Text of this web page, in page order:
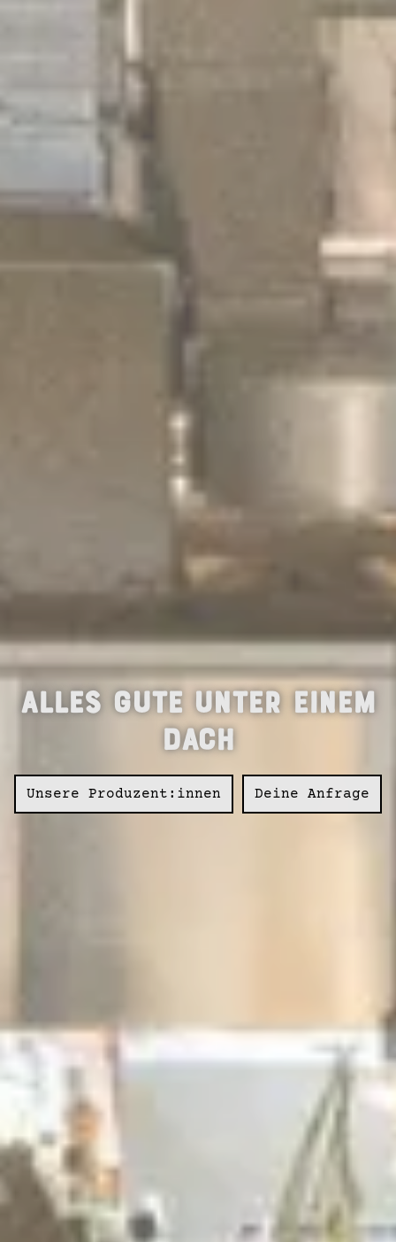
Alles Gute unter einem
Dach
Unsere Produzent:innen Deine Anfrage